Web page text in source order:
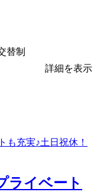
替制
詳細を表示
ライベート